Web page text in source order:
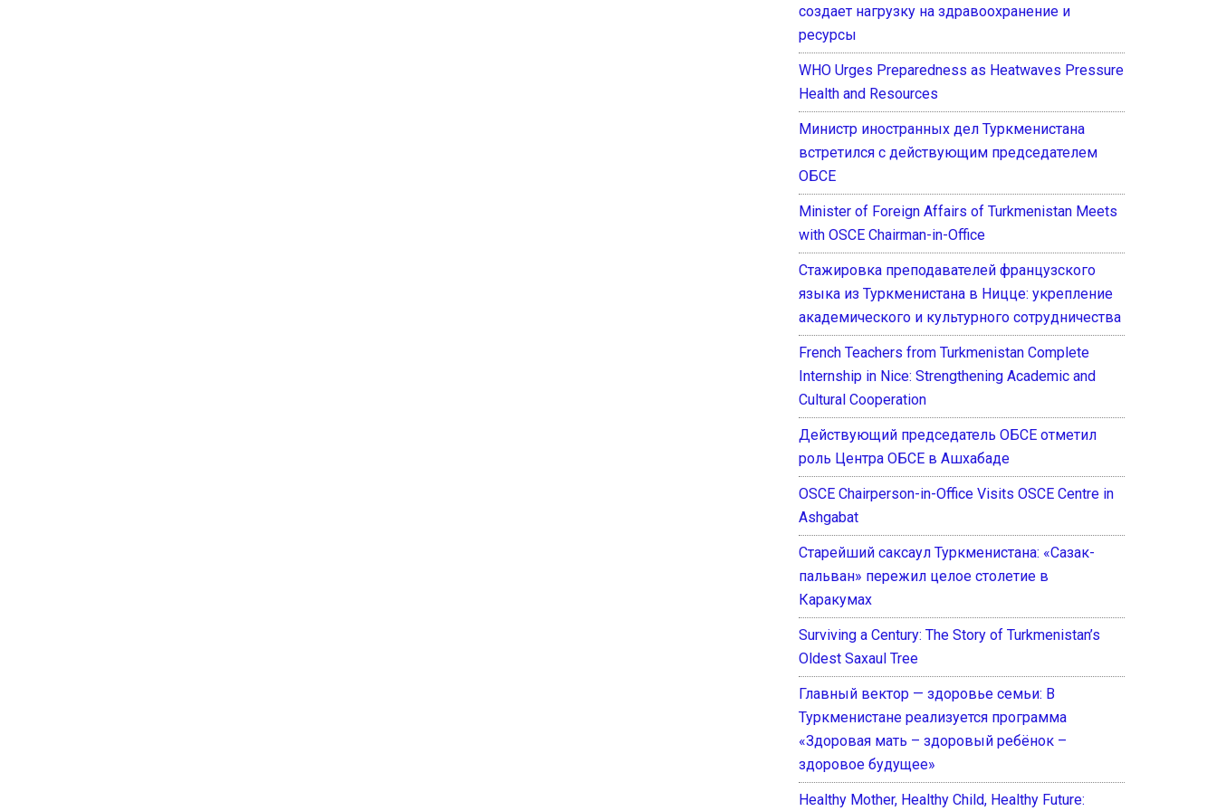
создает нагрузку на здравоохранение и
ресурсы
WHO Urges Preparedness as Heatwaves Pressure
Health and Resources
Министр иностранных дел Туркменистана
встретился с действующим председателем
ОБСЕ
Minister of Foreign Affairs of Turkmenistan Meets
with OSCE Chairman-in-Office
Стажировка преподавателей французского
языка из Туркменистана в Ницце: укрепление
академического и культурного сотрудничества
French Teachers from Turkmenistan Complete
Internship in Nice: Strengthening Academic and
Cultural Cooperation
Действующий председатель ОБСЕ отметил
роль Центра ОБСЕ в Ашхабаде
OSCE Chairperson-in-Office Visits OSCE Centre in
Ashgabat
Старейший саксаул Туркменистана: «Сазак-
пальван» пережил целое столетие в
Каракумах
Surviving a Century: The Story of Turkmenistan’s
Oldest Saxaul Tree
Главный вектор — здоровье семьи: В
Туркменистане реализуется программа
«Здоровая мать – здоровый ребёнок –
здоровое будущее»
Healthy Mother, Healthy Child, Healthy Future: